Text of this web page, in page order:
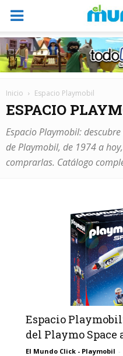
Inicio Espacio Playmobil
ESPACIO
Espacio Playmobil:
de Playmobil, de 1974 a
comprarlas. Catálogo
Espacio
del Playmo Space
El Mundo Click - Playmobil -